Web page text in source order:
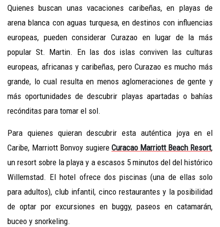
Quienes buscan unas vacaciones caribeñas, en playas de
arena blanca con aguas turquesa, en destinos con influencias
europeas, pueden considerar Curazao en lugar de la más
popular St. Martin. En las dos islas conviven las culturas
europeas, africanas y caribeñas, pero Curazao es mucho más
grande, lo cual resulta en menos aglomeraciones de gente y
más oportunidades de descubrir playas apartadas o bahías
recónditas para tomar el sol.
Para quienes quieran descubrir esta auténtica joya en el
Caribe, Marriott Bonvoy sugiere Curacao Marriott Beach Resort,
un resort sobre la playa y a escasos 5 minutos del del histórico
Willemstad. El hotel ofrece dos piscinas (una de ellas solo
para adultos), club infantil, cinco restaurantes y la posibilidad
de optar por excursiones en buggy, paseos en catamarán,
buceo y snorkeling.